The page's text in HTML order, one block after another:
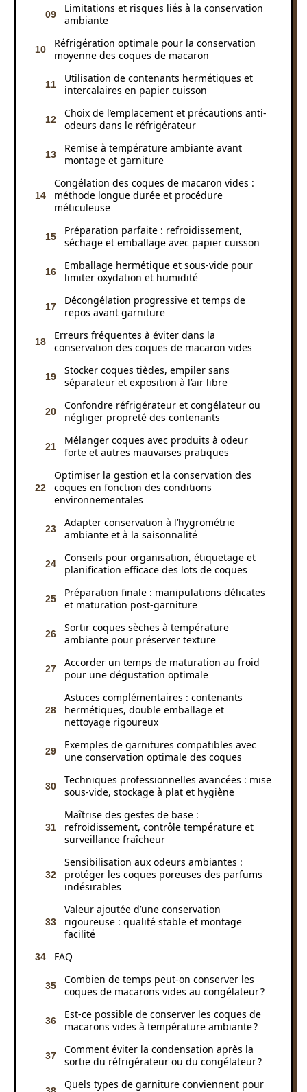
Limitations et risques liés à la conservation
ambiante
Réfrigération optimale pour la conservation
moyenne des coques de macaron
Utilisation de contenants hermétiques et
intercalaires en papier cuisson
Choix de l’emplacement et précautions anti-
odeurs dans le réfrigérateur
Remise à température ambiante avant
montage et garniture
Congélation des coques de macaron vides :
méthode longue durée et procédure
méticuleuse
Préparation parfaite : refroidissement,
séchage et emballage avec papier cuisson
Emballage hermétique et sous-vide pour
limiter oxydation et humidité
Décongélation progressive et temps de
repos avant garniture
Erreurs fréquentes à éviter dans la
conservation des coques de macaron vides
Stocker coques tièdes, empiler sans
séparateur et exposition à l’air libre
Confondre réfrigérateur et congélateur ou
négliger propreté des contenants
Mélanger coques avec produits à odeur
forte et autres mauvaises pratiques
Optimiser la gestion et la conservation des
coques en fonction des conditions
environnementales
Adapter conservation à l’hygrométrie
ambiante et à la saisonnalité
Conseils pour organisation, étiquetage et
planification efficace des lots de coques
Préparation finale : manipulations délicates
et maturation post-garniture
Sortir coques sèches à température
ambiante pour préserver texture
Accorder un temps de maturation au froid
pour une dégustation optimale
Astuces complémentaires : contenants
hermétiques, double emballage et
nettoyage rigoureux
Exemples de garnitures compatibles avec
une conservation optimale des coques
Techniques professionnelles avancées : mise
sous-vide, stockage à plat et hygiène
Maîtrise des gestes de base :
refroidissement, contrôle température et
surveillance fraîcheur
Sensibilisation aux odeurs ambiantes :
protéger les coques poreuses des parfums
indésirables
Valeur ajoutée d’une conservation
rigoureuse : qualité stable et montage
facilité
FAQ
Combien de temps peut-on conserver les
coques de macarons vides au congélateur ?
Est-ce possible de conserver les coques de
macarons vides à température ambiante ?
Comment éviter la condensation après la
sortie du réfrigérateur ou du congélateur ?
Quels types de garniture conviennent pour